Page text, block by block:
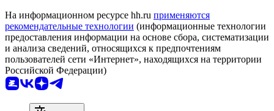
На информационном ресурсе hh.ru применяются
рекомендательные технологии (информационные технологии
предоставления информации на основе сбора, систематизации
и анализа сведений, относящихся к предпочтениям
пользователей сети «Интернет», находящихся на территории
Российской Федерации)